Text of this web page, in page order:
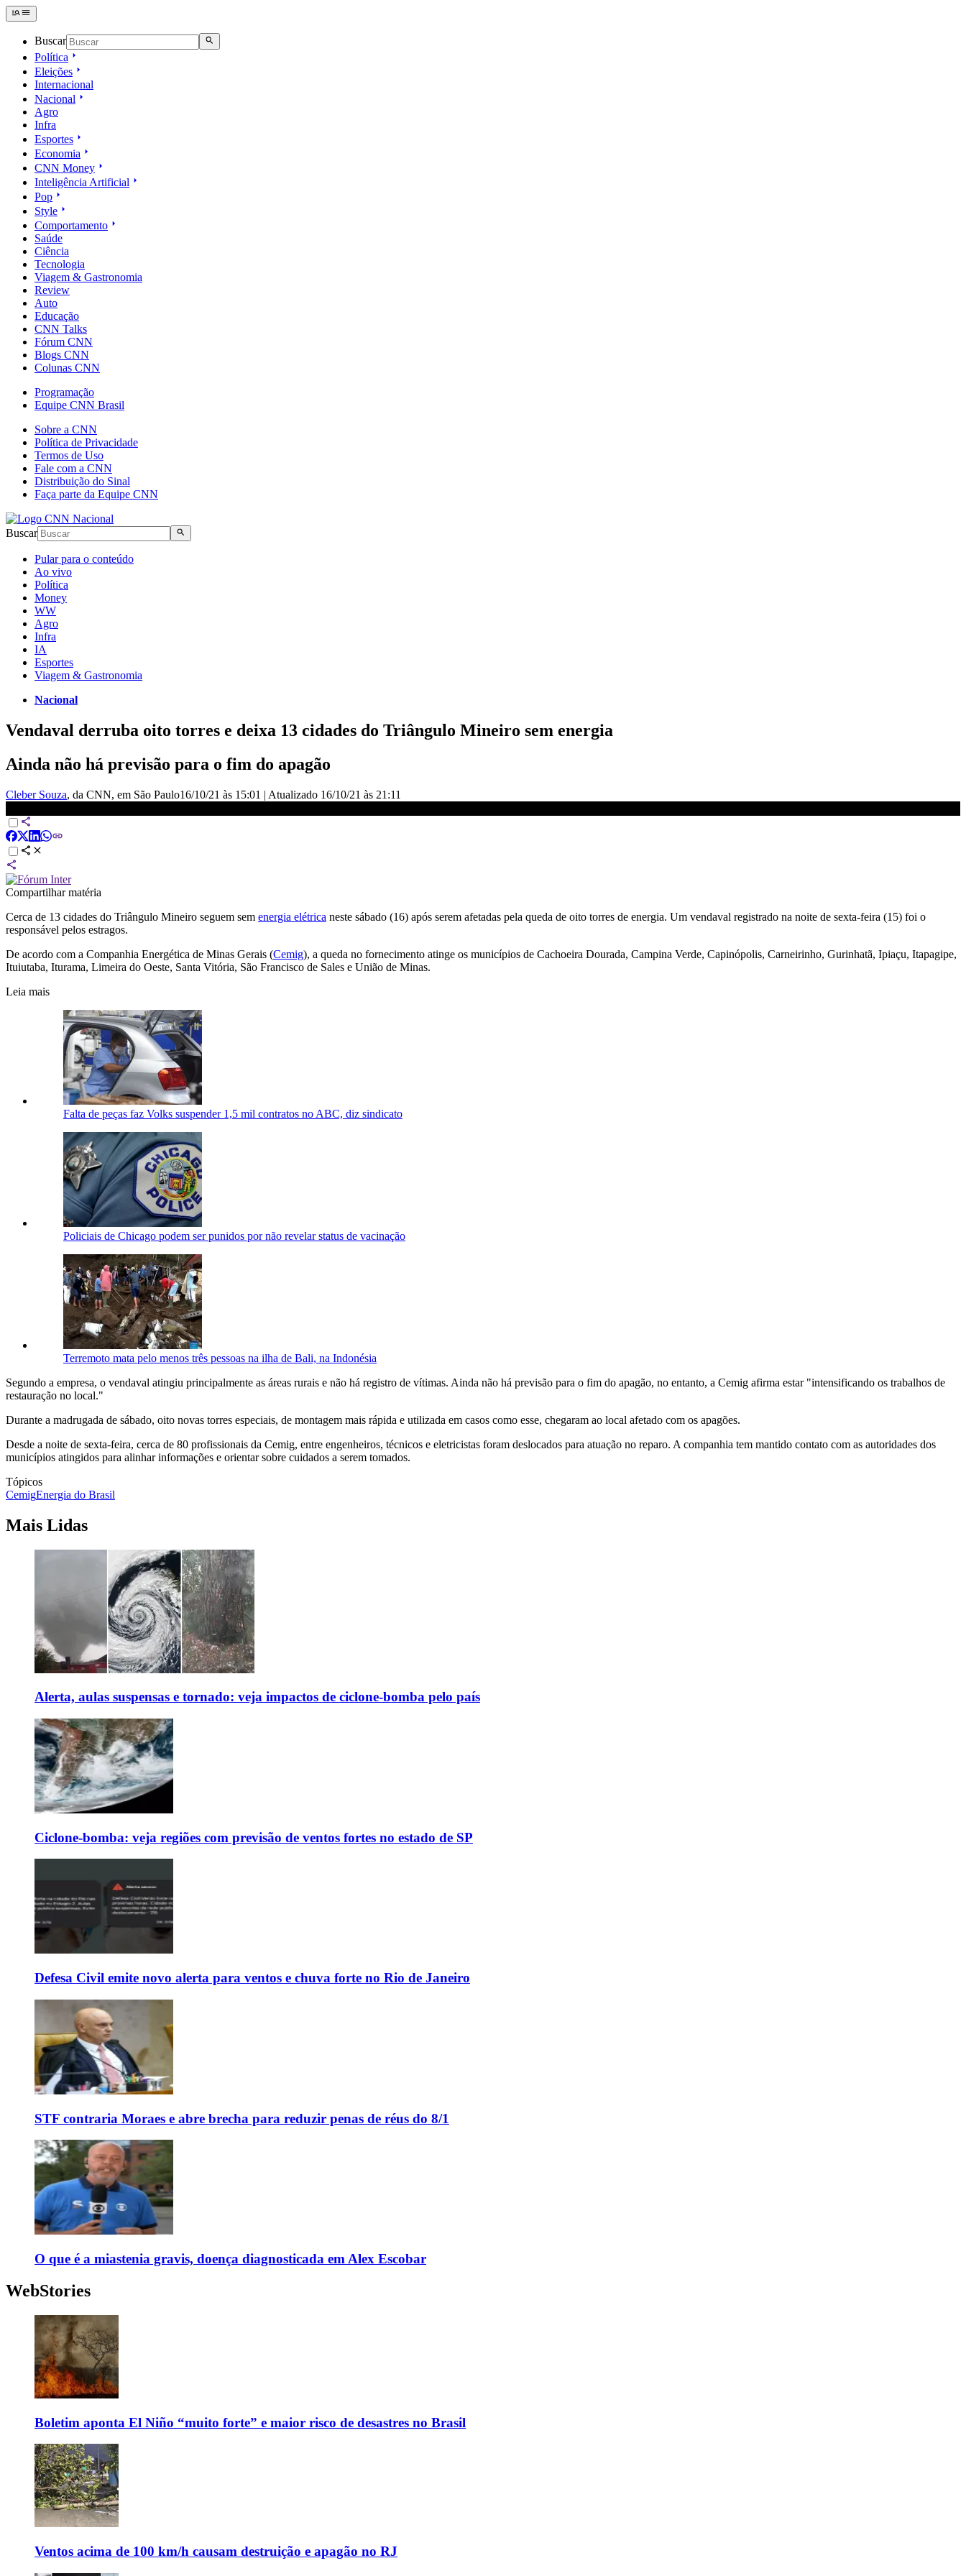
Buscar
Política
Eleições
Internacional
Nacional
Agro
Infra
Esportes
Economia
CNN Money
Inteligência Artificial
Pop
Style
Comportamento
Saúde
Ciência
Tecnologia
Viagem & Gastronomia
Review
Auto
Educação
CNN Talks
Fórum CNN
Blogs CNN
Colunas CNN
Programação
Equipe CNN Brasil
Sobre a CNN
Política de Privacidade
Termos de Uso
Fale com a CNN
Distribuição do Sinal
Faça parte da Equipe CNN
Buscar
Pular para o conteúdo
Ao vivo
Política
Money
WW
Agro
Infra
IA
Esportes
Viagem & Gastronomia
Nacional
Vendaval derruba oito torres e deixa 13 cidades do Triângulo Mineiro sem energia
Ainda não há previsão para o fim do apagão
Cleber Souza, da CNN, em São Paulo16/10/21 às 15:01 | Atualizado 16/10/21 às 21:11
Compartilhar matéria
Cerca de 13 cidades do Triângulo Mineiro seguem sem energia elétrica neste sábado (16) após serem afetadas pela queda de oito torres de energia. Um vendaval registrado na noite de sexta-feira (15) foi o
responsável pelos estragos.
De acordo com a Companhia Energética de Minas Gerais (Cemig), a queda no fornecimento atinge os municípios de Cachoeira Dourada, Campina Verde, Capinópolis, Carneirinho, Gurinhatã, Ipiaçu, Itapagipe,
Ituiutaba, Iturama, Limeira do Oeste, Santa Vitória, São Francisco de Sales e União de Minas.
Leia mais
Falta de peças faz Volks suspender 1,5 mil contratos no ABC, diz sindicato
Policiais de Chicago podem ser punidos por não revelar status de vacinação
Terremoto mata pelo menos três pessoas na ilha de Bali, na Indonésia
Segundo a empresa, o vendaval atingiu principalmente as áreas rurais e não há registro de vítimas. Ainda não há previsão para o fim do apagão, no entanto, a Cemig afirma estar "intensificando os trabalhos de
restauração no local."
Durante a madrugada de sábado, oito novas torres especiais, de montagem mais rápida e utilizada em casos como esse, chegaram ao local afetado com os apagões.
Desde a noite de sexta-feira, cerca de 80 profissionais da Cemig, entre engenheiros, técnicos e eletricistas foram deslocados para atuação no reparo. A companhia tem mantido contato com as autoridades dos
municípios atingidos para alinhar informações e orientar sobre cuidados a serem tomados.
Tópicos
CemigEnergia do Brasil
Mais Lidas
Alerta, aulas suspensas e tornado: veja impactos de ciclone-bomba pelo país
Ciclone-bomba: veja regiões com previsão de ventos fortes no estado de SP
Defesa Civil emite novo alerta para ventos e chuva forte no Rio de Janeiro
STF contraria Moraes e abre brecha para reduzir penas de réus do 8/1
O que é a miastenia gravis, doença diagnosticada em Alex Escobar
WebStories
Boletim aponta El Niño “muito forte” e maior risco de desastres no Brasil
Ventos acima de 100 km/h causam destruição e apagão no RJ